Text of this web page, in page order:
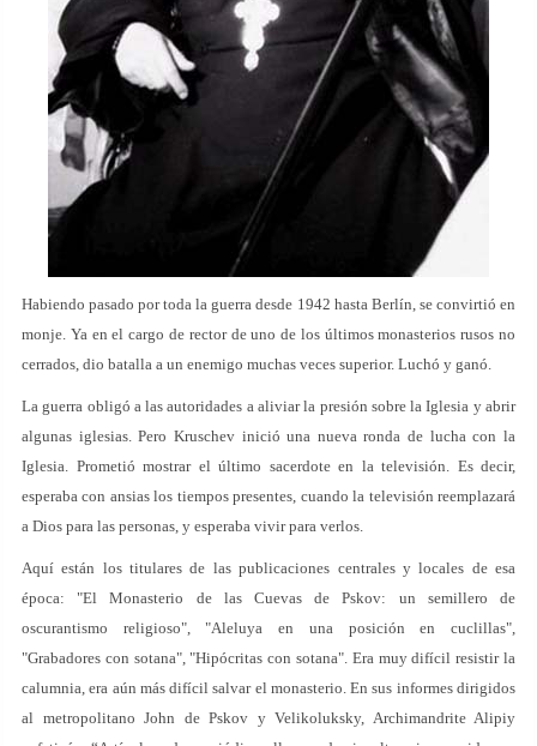
Habiendo pasado por toda la guerra desde 1942 hasta Berlín, se convirtió en
monje. Ya en el cargo de rector de uno de los últimos monasterios rusos no
cerrados, dio batalla a un enemigo muchas veces superior. Luchó y ganó.
La guerra obligó a las autoridades a aliviar la presión sobre la Iglesia y abrir
algunas iglesias. Pero Kruschev inició una nueva ronda de lucha con la
Iglesia. Prometió mostrar el último sacerdote en la televisión. Es decir,
esperaba con ansias los tiempos presentes, cuando la televisión reemplazará
a Dios para las personas, y esperaba vivir para verlos.
Aquí están los titulares de las publicaciones centrales y locales de esa
época: "El Monasterio de las Cuevas de Pskov: un semillero de
oscurantismo religioso", "Aleluya en una posición en cuclillas",
"Grabadores con sotana", "Hipócritas con sotana". Era muy difícil resistir la
calumnia, era aún más difícil salvar el monasterio. En sus informes dirigidos
al metropolitano John de Pskov y Velikoluksky, Archimandrite Alipiy